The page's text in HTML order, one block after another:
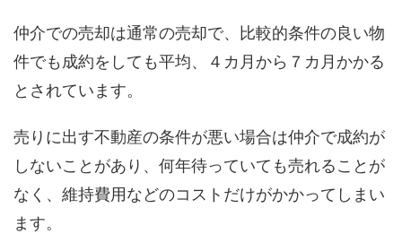
仲介での売却は通常の売却で、比較的条件の良い物
件でも成約をしても平均、４カ月から７カ月かかる
とされています。
売りに出す不動産の条件が悪い場合は仲介で成約が
しないことがあり、何年待っていても売れることが
なく、維持費用などのコストだけがかかってしまい
ます。